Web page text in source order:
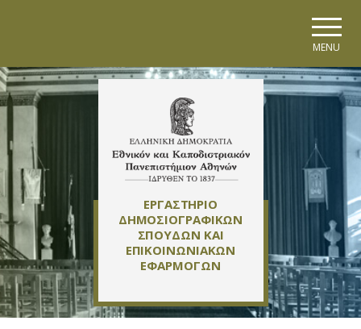
MENU
ΕΡΓΑΣΤΗΡΙΟ
ΔΗΜΟΣΙΟΓΡΑΦΙΚΩΝ
ΣΠΟΥΔΩΝ ΚΑΙ
ΕΠΙΚΟΙΝΩΝΙΑΚΩΝ
ΕΦΑΡΜΟΓΩΝ